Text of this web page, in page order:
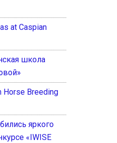
at Caspian
школа
Horse Breeding
яркого
«IWISE